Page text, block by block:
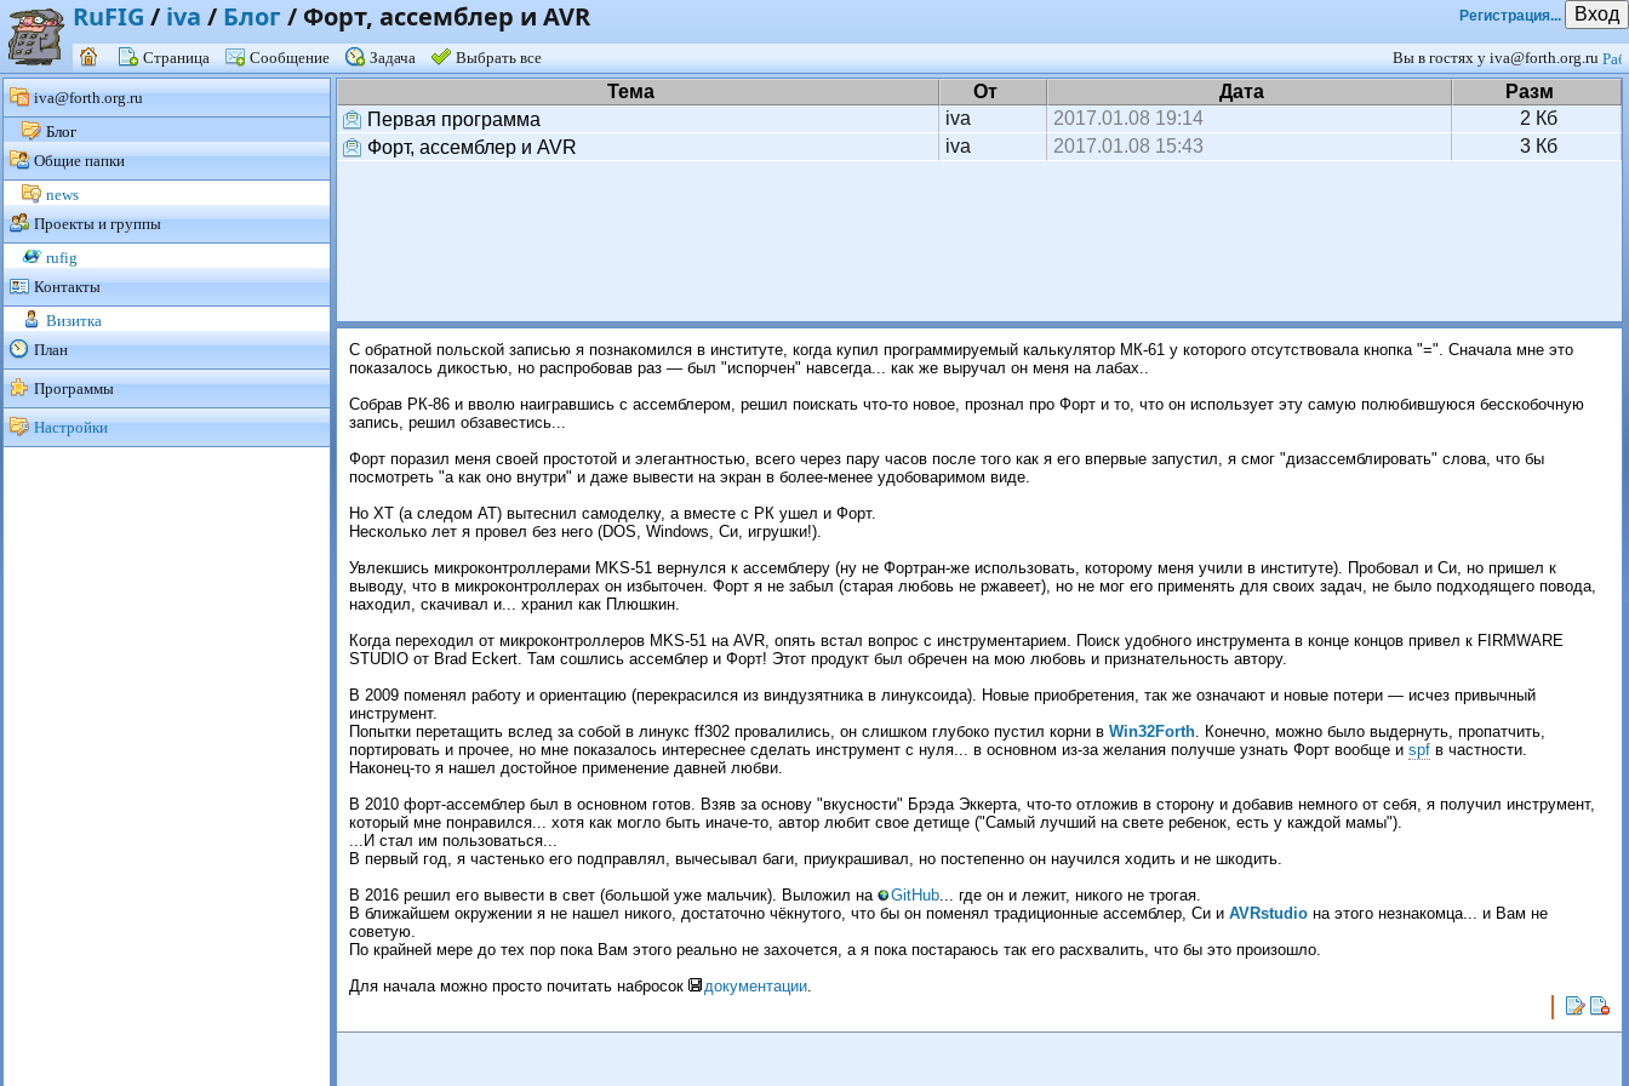
Регистрация... Вход
RuFIG / iva / Блог / Форт, ассемблер и AVR
Страница Сообщение Задача Выбрать все Вы в гостях у iva@forth.org.ru
iva@forth.org.ru
Блог
Общие папки
news
Проекты и группы
rufig
Контакты
Визитка
План
Программы
Настройки
Тема От Дата
Разм
Первая программа
iva 2017.01.08 19:14
2 Кб
Форт, ассемблер и AVR
iva 2017.01.08 15:43 3 Кб
С обратной польской записью я познакомился в институте, когда купил программируемый калькулятор МК-61 у которого отсутствовала кнопка "=". Сначала мне это
показалось дикостью, но распробовав раз — был "испорчен" навсегда... как же выручал он меня на лабах..
Собрав РК-86 и вволю наигравшись с ассемблером, решил поискать что-то новое, прознал про Форт и то, что он использует эту самую полюбившуюся бесскобочную
запись, решил обзавестись...
Форт поразил меня своей простотой и элегантностью, всего через пару часов после того как я его впервые запустил, я смог "дизассемблировать" слова, что бы
посмотреть "а как оно внутри" и даже вывести на экран в более-менее удобоваримом виде.
Но ХТ (а следом АТ) вытеснил самоделку, а вместе с РК ушел и Форт.
Несколько лет я провел без него (DOS, Windows, Си, игрушки!).
Увлекшись микроконтроллерами MKS-51 вернулся к ассемблеру (ну не Фортран-же использовать, которому меня учили в институте). Пробовал и Си, но пришел к
выводу, что в микроконтроллерах он избыточен. Форт я не забыл (старая любовь не ржавеет), но не мог его применять для своих задач, не было подходящего повода,
находил, скачивал и... хранил как Плюшкин.
Когда переходил от микроконтроллеров MKS-51 на AVR, опять встал вопрос с инструментарием. Поиск удобного инструмента в конце концов привел к FIRMWARE
STUDIO от Brad Eckert. Там сошлись ассемблер и Форт! Этот продукт был обречен на мою любовь и признательность автору.
В 2009 поменял работу и ориентацию (перекрасился из виндузятника в линуксоида). Новые приобретения, так же означают и новые потери — исчез привычный
инструмент.
Попытки перетащить вслед за собой в линукс ff302 провалились, он слишком глубоко пустил корни в Win32Forth. Конечно, можно было выдернуть, пропатчить,
портировать и прочее, но мне показалось интереснее сделать инструмент с нуля... в основном из-за желания получше узнать Форт вообще и spfв частности.
Наконец-то я нашел достойное применение давней любви.
В 2010 форт-ассемблер был в основном готов. Взяв за основу "вкусности" Брэда Эккерта, что-то отложив в сторону и добавив немного от себя, я получил инструмент,
который мне понравился... хотя как могло быть иначе-то, автор любит свое детище ("Самый лучший на свете ребенок, есть у каждой мамы").
...И стал им пользоваться...
В первый год, я частенько его подправлял, вычесывал баги, приукрашивал, но постепенно он научился ходить и не шкодить.
В 2016 решил его вывести в свет (большой уже мальчик). Выложил на
GitHub... где он и лежит, никого не трогая.
В ближайшем окружении я не нашел никого, достаточно чёкнутого, что бы он поменял традиционные ассемблер, Си и AVRstudioна этого незнакомца... и Вам не
советую.
По крайней мере до тех пор пока Вам этого реально не захочется, а я пока постараюсь так его расхвалить, что бы это произошло.
Для начала можно просто почитать набросок
документации.